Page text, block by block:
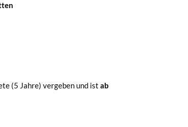
(5 Jahre) vergeben und ist ab